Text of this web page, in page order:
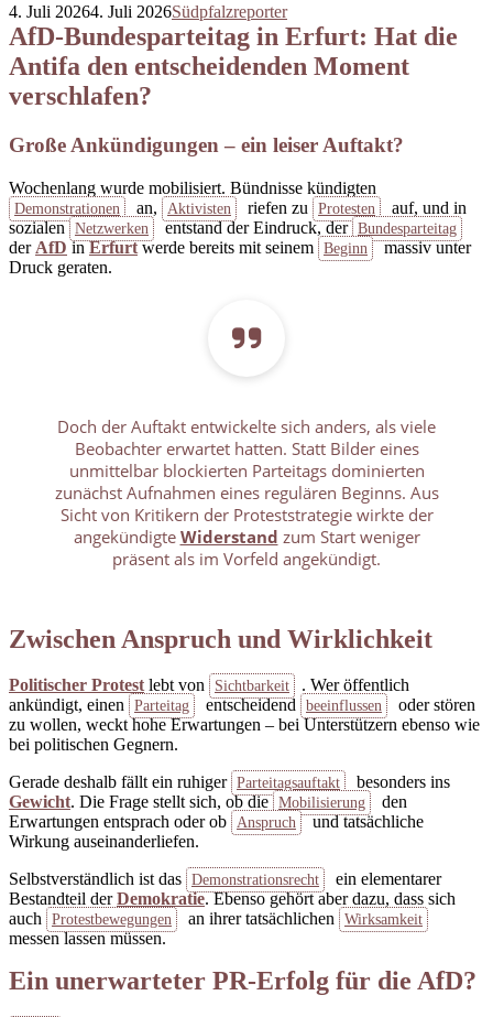
4. Juli 20264. Juli 2026Südpfalzreporter
AfD-Bundesparteitag in Erfurt: Hat die
Antifa den entscheidenden Moment
verschlafen?
Große Ankündigungen – ein leiser Auftakt?
Wochenlang wurde mobilisiert. Bündnisse kündigten
Demonstrationen an, Aktivisten riefen zu Protesten
auf, und in
sozialen Netzwerken entstand der Eindruck, der Bundesparteitag
der AfD inErfurtwerde bereits mit seinem Beginn
massiv unter
Druck geraten.
Doch der Auftakt entwickelte sich anders, als viele
Beobachter erwartet hatten. Statt Bilder eines
unmittelbar blockierten Parteitags dominierten
zunächst Aufnahmen eines regulären Beginns. Aus
Sicht von Kritikern der Proteststrategie wirkte der
angekündigte Widerstand zum Start weniger
präsent als im Vorfeld angekündigt.
Zwischen Anspruch und Wirklichkeit
Politischer Protestlebt von Sichtbarkeit
. Wer öffentlich
ankündigt, einen Parteitag entscheidend beeinflussen
oder stören
zu wollen, weckt hohe Erwartungen – bei Unterstützern ebenso wie
bei politischen Gegnern.
Gerade deshalb fällt ein ruhiger Parteitagsauftakt
besonders ins
Gewicht. Die Frage stellt sich, ob die Mobilisierung
den
Erwartungen entsprach oder ob Anspruch
und tatsächliche
Wirkung auseinanderliefen.
Selbstverständlich ist das Demonstrationsrecht
ein elementarer
Bestandteil derDemokratie. Ebenso gehört aber dazu, dass sich
auch Protestbewegungen an ihrer tatsächlichen Wirksamkeit
messen lassen müssen.
Ein unerwarteter PR-Erfolg für die AfD?